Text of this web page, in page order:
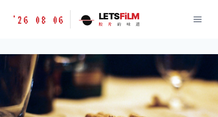
胶
味
道
LETSFILM
'26 08 06 LETSFiLM
胶 片 的 味 道